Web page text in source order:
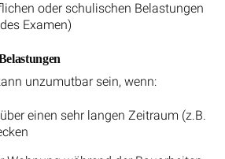
oder schulischen Belastungen
Examen)
unzumutbar sein, wenn:
einen sehr langen Zeitraum (z.B.